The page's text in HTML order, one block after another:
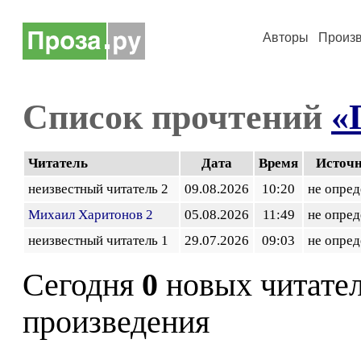
Авторы
Список прочтений
Читатель Дата Время
неизвестный читатель 2
09.08.2026 10:20
не
Михаил Харитонов 2
05.08.2026 11:49
не
неизвестный читатель 1
29.07.2026 09:03 не
Сегодня 0 новых
произведения